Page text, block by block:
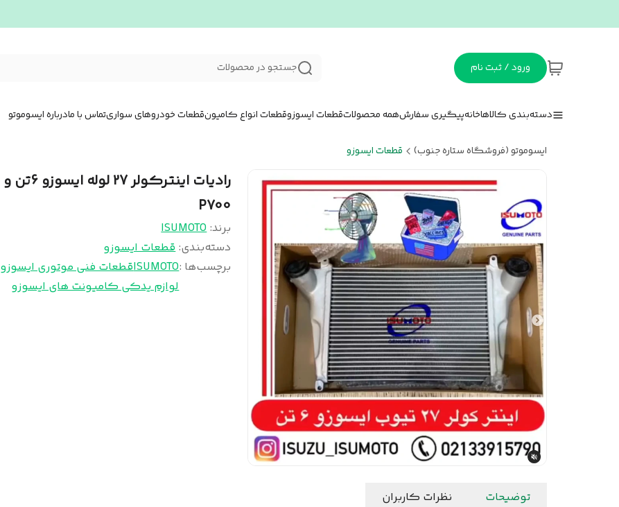
ورود / ثبت نام جستجو در محصولات
دسته‌بندی کالاهاخانهپیگیری سفارشهمه محصولاتقطعات ایسوزوقطعات انواع کامیونقطعات خودروهای سواریتماس با مادرباره ایسوموتو
ایسوموتو (فروشگاه ستاره جنوب) قطعات ایسوزو
رادیات اینترکولر 27 لوله ایسوزو 6تن و
P700
برند:ISUMOTO
دسته‌بندی:قطعات ایسوزو
برچسب‌ها :ISUMOTOقطعات فنی موتوری ایسوزو
لوازم یدکی کامیونت های ایسوزو
توضیحات نظرات کاربران